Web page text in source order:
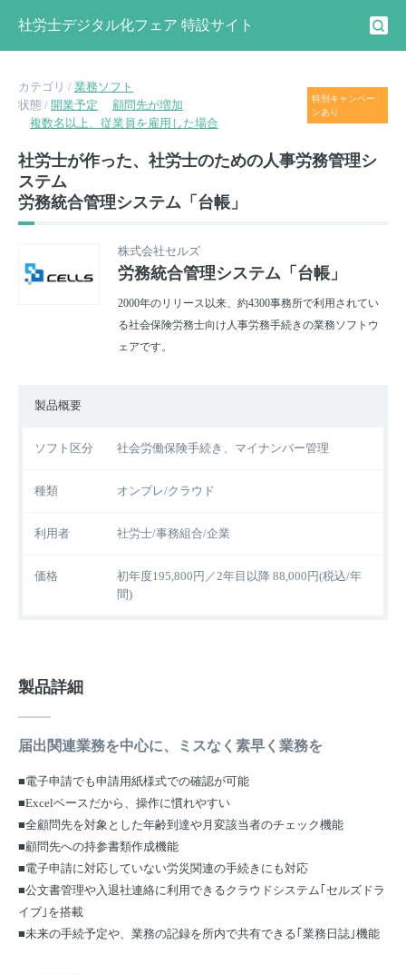
社労士デジタル化フェア 特設サイト
カテゴリ / 業務ソフト
状態 / 開業予定
顧問先が増加
複数名以上、従業員を雇用した場合
特別キャンペー
ンあり
社労士が作った、社労士のための人事労務管理シ
ステム
労務統合管理システム「台帳」
株式会社セルズ
労務統合管理システム「台帳」
2000年のリリース以来、約4300事務所で利用されてい
る社会保険労務士向け人事労務手続きの業務ソフトウ
ェアです。
製品概要
ソフト区分 社会労働保険手続き、マイナンバー管理
種類 オンプレ/クラウド
利用者 社労士/事務組合/企業
価格
初年度195,800円／2年目以降 88,000円(税込/年
間)
製品詳細
届出関連業務を中心に、ミスなく素早く業務を
■電子申請でも申請用紙様式での確認が可能
■Excelベースだから、操作に慣れやすい
■全顧問先を対象とした年齢到達や月変該当者のチェック機能
■顧問先への持参書類作成機能
■電子申請に対応していない労災関連の手続きにも対応
■公文書管理や入退社連絡に利用できるクラウドシステム｢セルズドラ
イブ｣を搭載
■未来の手続予定や、業務の記録を所内で共有できる｢業務日誌｣機能